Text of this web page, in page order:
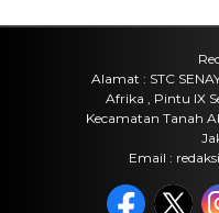
Alamat : STC
Afrika , Pintu IX
Kecamatan Tanah
Email :